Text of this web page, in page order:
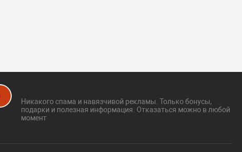
Никакого спама и навязчивой рекламы. Только бонусы,
подарки и полезная информация. Отказаться можно в любой
момент